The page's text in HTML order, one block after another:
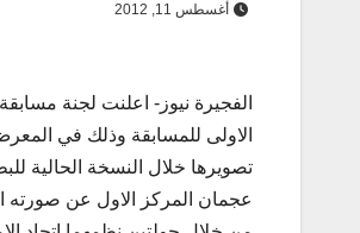
أغسطس 11, 2012
الفجيرة نيوز- اعلنت لجنة
تصويرها خلال النسخة الحالية
عجمان المركز الاول عن صورته